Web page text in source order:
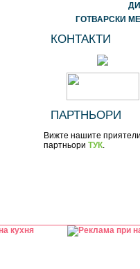
ГОТВАРСКИ
КОНТАКТИ
ПАРТНЬОРИ
Вижте нашите
партньори ТУК.